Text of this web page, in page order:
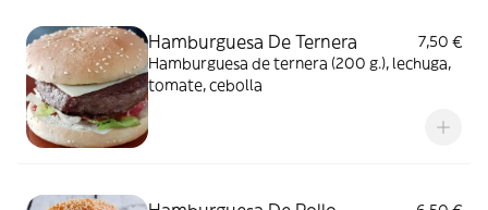
Hamburguesa De Ternera
7,50 €
Hamburguesa de ternera (200 g.), lechuga,
tomate, cebolla